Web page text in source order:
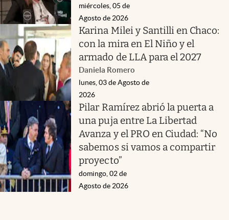
miércoles, 05 de
Agosto de 2026
Karina Milei y Santilli en Chaco:
con la mira en El Niño y el
armado de LLA para el 2027
Daniela Romero
lunes, 03 de Agosto de
2026
Pilar Ramírez abrió la puerta a
una puja entre La Libertad
Avanza y el PRO en Ciudad: “No
sabemos si vamos a compartir
proyecto”
domingo, 02 de
Agosto de 2026